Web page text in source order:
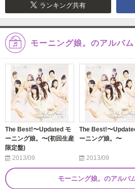
ランキング共有
モーニング娘。のアルバム
The Best!〜Updated モ
ーニング娘。〜(初回生産
限定盤)
2013/09
The Best!〜
ーニング娘。〜
2013/09
モーニング娘。のアルバ